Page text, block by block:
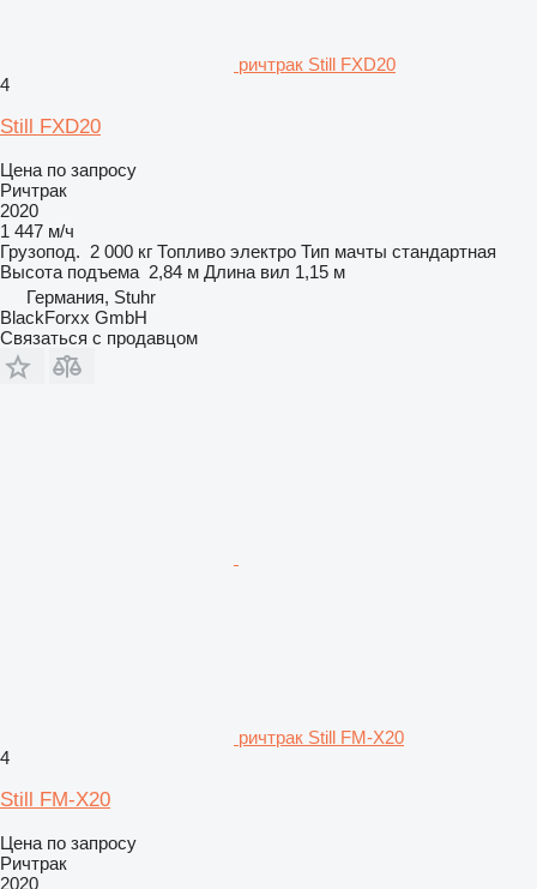
ричтрак Still FXD20
4
Still FXD20
Цена по запросу
Ричтрак
2020
1 447 м/ч
Грузопод. 2 000 кг Топливо электро Тип мачты стандартная
Высота подъема 2,84 м Длина вил 1,15 м
Германия, Stuhr
BlackForxx GmbH
Связаться с продавцом
ричтрак Still FM-X20
4
Still FM-X20
Цена по запросу
Ричтрак
2020